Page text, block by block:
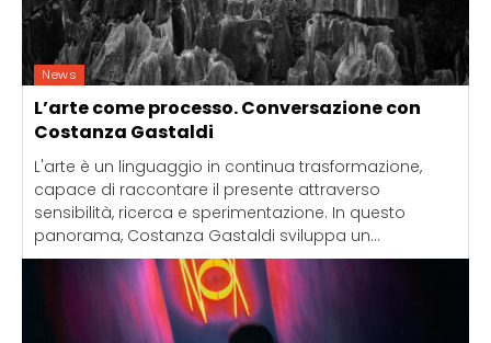
News
L’arte come processo. Conversazione con
Costanza Gastaldi
L'arte è un linguaggio in continua trasformazione,
capace di raccontare il presente attraverso
sensibilità, ricerca e sperimentazione. In questo
panorama, Costanza Gastaldi sviluppa un...